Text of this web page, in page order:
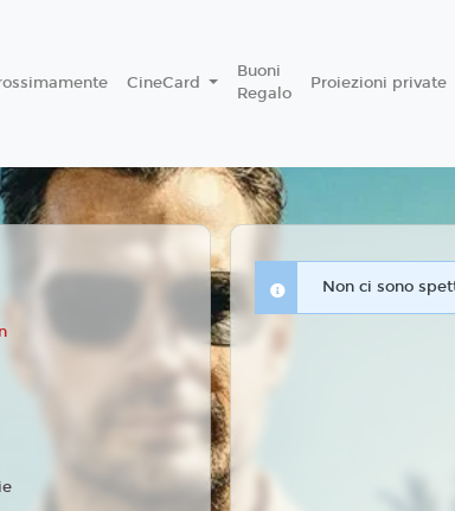
CineCard
Buoni
Regalo
Proiezioni private
Non ci sono